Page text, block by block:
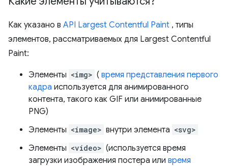
Как указано в API Largest Contentful Paint , типы
элементов, рассматриваемых для Largest Contentful
Paint:
Элементы <img> ( время представления первого
кадра используется для анимированного
контента, такого как GIF или анимированные
PNG)
Элементы <image> внутри элемента <svg>
Элементы <video> (используется время
загрузки изображения постера или время